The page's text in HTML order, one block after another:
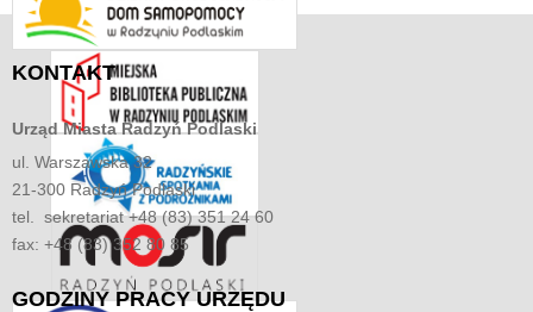
KONTAKT
Urząd MiastaRadzyń Podlaski
ul. Warszawska 32
21-300 Radzyń Podlaski
tel. sekretariat +48 (83) 351 24 60
fax: +48 (83) 352 80 85
GODZINYPRACY URZĘDU